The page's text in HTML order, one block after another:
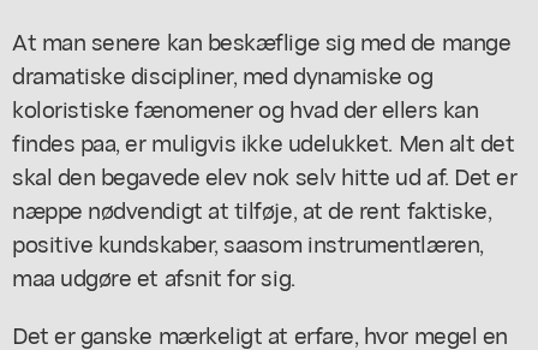
At man senere kan beskæflige sig med de mange
dramatiske discipliner, med dynamiske og
koloristiske fænomener og hvad der ellers kan
findes paa, er muligvis ikke udelukket. Men alt det
skal den begavede elev nok selv hitte ud af. Det er
næppe nødvendigt at tilføje, at de rent faktiske,
positive kundskaber, saasom instrumentlæren,
maa udgøre et afsnit for sig.
Det er ganske mærkeligt at erfare, hvor megel en